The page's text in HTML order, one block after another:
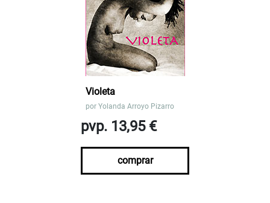
Violeta
por Yolanda Arroyo Pizarro
pvp. 13,95 €
comprar